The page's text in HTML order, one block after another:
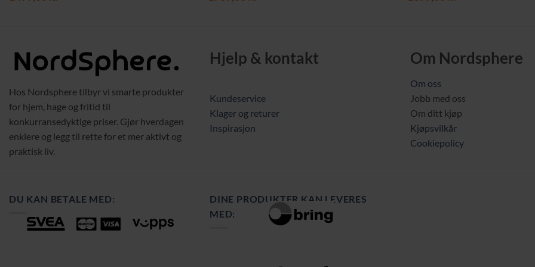
Hos Nordsphere tilbyr vi smarte produkter
for hjem, hage og fritid til
konkurransedyktige priser. Gjør hverdagen
enklere og legg til rette for et mer aktivt og
praktisk liv.
Hjelp & kontakt
Kundeservice
Klager og returer
Inspirasjon
Om Nordsphere
Om oss
Jobb med oss
Om ditt kjøp
Kjøpsvilkår
Cookiepolicy
DU KAN BETALE MED:
DINE PRODUKTER KAN LEVERES
MED: